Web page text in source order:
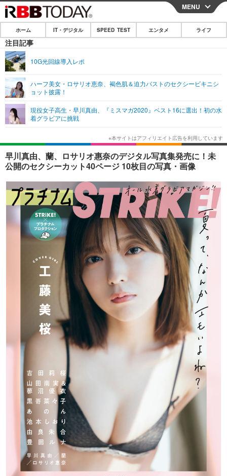
CLOSE
ホーム
IT・デジタル
ネタ
ショッピング その他
SPEED TEST
エンタメ
エンタメTOP
韓国・芸能
音楽 スポーツ
ショッピング その他
ライフ
ライフTOP グルメ
ペット ショッピング
その他
リリース一覧
プッシュ通知の停止方法
MENU
ホーム IT・デジタル SPEED TEST エンタメ ライフ
注目記事
10G光回線導入レポ
ハーフ美女・ロサリオ恵奈、褐色肌＆迫力バストのセクシービキニシ
ョット披露！
現役女子高生・早川真由、『ミスマガ2020』ベスト16に選出！初の水
着グラビアに挑戦
早川真由、蘭、ロサリオ惠奈のデジタル写真集発売に！未
公開のセクシーカット40ページ 10枚目の写真・画像